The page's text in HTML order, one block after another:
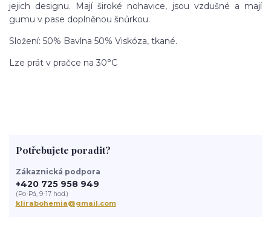
jejich designu. Mají široké nohavice, jsou vzdušné a mají
gumu v pase doplněnou šnůrkou.
Složení: 50% Bavlna 50% Viskóza, tkané.
Lze prát v pračce na 30°C
Potřebujete poradit?
Zákaznická podpora
+420 725 958 949
(Po-Pá, 9-17 hod.)
klirabohemia@gmail.com